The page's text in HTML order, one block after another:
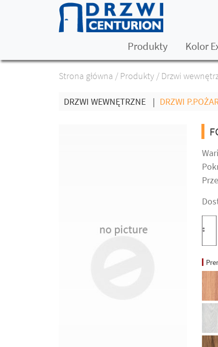
Produkty Kolor
Strona główna / Produkty / Drzwi
DRZWI WEWNĘTRZNE | DRZWI